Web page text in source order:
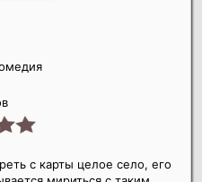
с карты целое село, его